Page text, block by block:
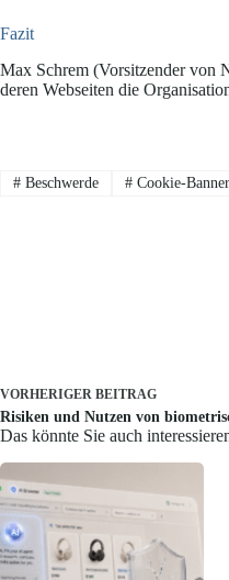
Fazit
Max Schrem (Vorsitzender von
deren Webseiten die
#Beschwerde #Cookie-Banner
VORHERIGER BEITRAG
Risiken und Nutzen von
Das könnte Sie auch